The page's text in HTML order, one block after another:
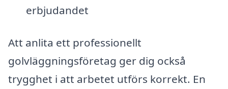
erbjudandet
Att anlita ett professionellt
golvläggningsföretag ger dig också
trygghet i att arbetet utförs korrekt. En